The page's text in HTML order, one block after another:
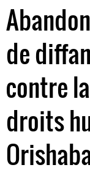
de
contre
droits